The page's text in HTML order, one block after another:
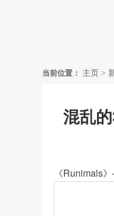
当前位置： 主页 >
混乱
《Runimals